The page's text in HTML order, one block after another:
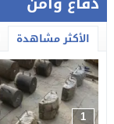
الأكثر مشاهدة
1